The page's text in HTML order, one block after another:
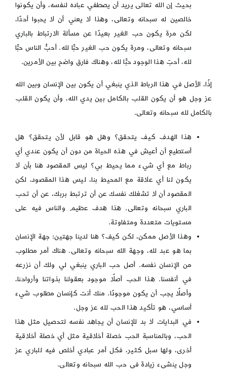
بحيث إن الله تعالى يريد أن يصطفي عباده لنفسه، وأن يكونوا
خالصين له سبحانه وتعالى، وهذا لا يعني أن لا يحبوا أحدًا،
لكن مرة يكون حب الغير بعيدًا عن مسألة الارتباط بالباري
سبحانه وتعالى، ومرة يكون حب الغير حبًّا لله. أحبُّ الناس حبًّا
لله، أحبّ هذا الوجود حبًّا لله، وهناك فارق واضح بين الأمرين.
إذًا، الأصل في هذا الرباط الذي ينبغي أن يكون بين الإنسان وبين الله
عز وجل هو أن يكون القلب بالكامل بين يدي الله، وأن يكون القلب
بالكامل لله سبحانه وتعالى.
هذا الهدف كيف يتحقق؟ وهل هو قابل لأن يتحقق؟ هل
أستطيع أن أعيش في هذه الحياة من دون أن يكون عندي أي
رباط مع أي شيء مما يحيط بي؟ ليس المقصود هنا بأن لا
يكون لنا أي علاقة مع المحيط بنا، ليس هذا المقصود، لكن
المقصود أن لا تشغلك نفسك عن أن ترتبط بربك، عن أن تحب
الباري سبحانه وتعالى. هذا هدف عظيم والناس فيه على
مستويات متعددة ومتفاوتة.
وهذا الأصل ممكن، لكن كيف؟ هنا لدينا جهتين: جهة الإنسان
بما هو عبد لله، وجهة الله سبحانه وتعالى. هناك أمر مطلوب
من الإنسان نفسه. أصل حب الباري ينبغي لي ولك أن نزرعه
في أنفسنا. هذا الحب أصلًا موجود بعقولنا بذواتنا وأرواحنا،
وأصلًا يجب أن يكون موجودًا. منك أنت كإنسان مطلوب شيء
أساسي، هو تأكيد هذا الحب لله عز وجل.
في البدايات لا بد للإنسان أن يجاهد نفسه لتحصيل مثل هذا
الحب، وبالمناسبة الحب خصلة أخلاقية مثل أي خصلة أخلاقية
أخرى، ولها سبل كثير، فكل أمر عبادي أخلص فيه للباري عز
وجل ينشيء زيادة في حب الله سبحانه وتعالى.